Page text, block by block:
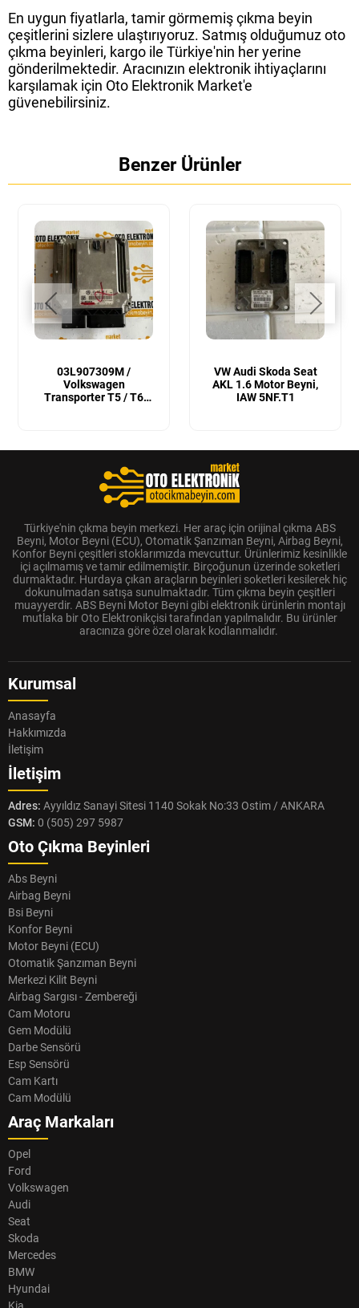
En uygun fiyatlarla, tamir görmemiş çıkma beyin
çeşitlerini sizlere ulaştırıyoruz. Satmış olduğumuz oto
çıkma beyinleri, kargo ile Türkiye'nin her yerine
gönderilmektedir. Aracınızın elektronik ihtiyaçlarını
karşılamak için Oto Elektronik Market'e
güvenebilirsiniz.
Benzer Ürünler
03L907309M /
Volkswagen
Transporter T5 / T6
VW Audi Skoda Seat
AKL 1.6 Motor Beyni,
IAW 5NF.T1
Türkiye'nin çıkma beyin merkezi. Her araç için orijinal çıkma ABS
Beyni, Motor Beyni (ECU), Otomatik Şanzıman Beyni, Airbag Beyni,
Konfor Beyni çeşitleri stoklarımızda mevcuttur. Ürünlerimiz kesinlikle
içi açılmamış ve tamir edilmemiştir. Birçoğunun üzerinde soketleri
durmaktadır. Hurdaya çıkan araçların beyinleri soketleri kesilerek hiç
dokunulmadan satışa sunulmaktadır. Tüm çıkma beyin çeşitleri
muayyerdir. ABS Beyni Motor Beyni gibi elektronik ürünlerin montajı
mutlaka bir Oto Elektronikçisi tarafından yapılmalıdır. Bu ürünler
aracınıza göre özel olarak kodlanmalıdır.
Kurumsal
Anasayfa
Hakkımızda
İletişim
İletişim
Adres: Ayyıldız Sanayi Sitesi 1140 Sokak No:33 Ostim / ANKARA
GSM: 0 (505) 297 5987
Oto Çıkma Beyinleri
Abs Beyni
Airbag Beyni
Bsi Beyni
Konfor Beyni
Motor Beyni (ECU)
Otomatik Şanzıman Beyni
Merkezi Kilit Beyni
Airbag Sargısı - Zembereği
Cam Motoru
Gem Modülü
Darbe Sensörü
Esp Sensörü
Cam Kartı
Cam Modülü
Araç Markaları
Opel
Ford
Volkswagen
Audi
Seat
Skoda
Mercedes
BMW
Hyundai